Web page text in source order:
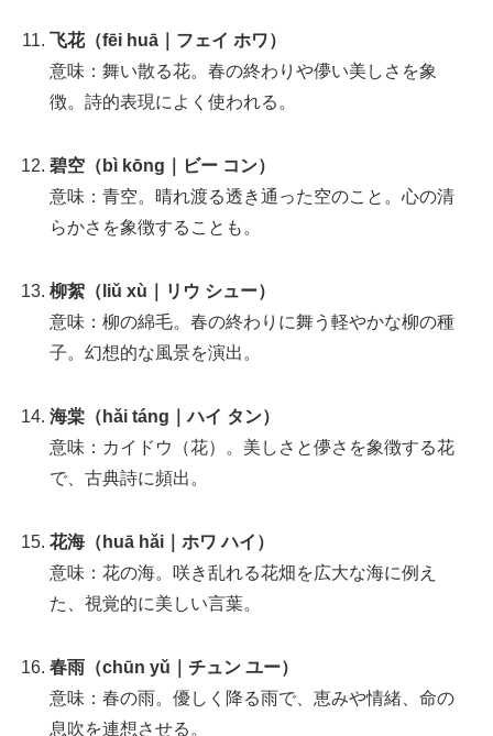
飞花（fēi huā｜フェイ ホワ）
意味：舞い散る花。春の終わりや儚い美しさを象
徴。詩的表現によく使われる。
碧空（bì kōng｜ビー コン）
意味：青空。晴れ渡る透き通った空のこと。心の清
らかさを象徴することも。
柳絮（liǔ xù｜リウ シュー）
意味：柳の綿毛。春の終わりに舞う軽やかな柳の種
子。幻想的な風景を演出。
海棠（hǎi táng｜ハイ タン）
意味：カイドウ（花）。美しさと儚さを象徴する花
で、古典詩に頻出。
花海（huā hǎi｜ホワ ハイ）
意味：花の海。咲き乱れる花畑を広大な海に例え
た、視覚的に美しい言葉。
春雨（chūn yǔ｜チュン ユー）
意味：春の雨。優しく降る雨で、恵みや情緒、命の
息吹を連想させる。